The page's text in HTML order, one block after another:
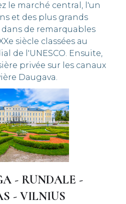
le marché central, l'un
et des plus grands
de remarquables
siècle classées au
de l'UNESCO. Ensuite,
privée sur les canaux
Daugava.
- RUNDALE -
- VILNIUS